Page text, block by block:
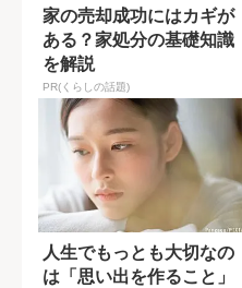
家の売却成功にはカギが
ある？家処分の基礎知識
を解説
PR(くらしの話題)
人生でもっとも大切なの
は「思い出を作ること」